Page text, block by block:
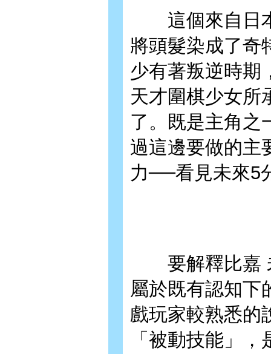
這個來自日本
將頭髮染成了奇
少有著叛逆時期
天才圍棋少女所
了。既是主角之
過這邊要做的主
力──看見未來5
要解釋比嘉
屬於既有認知下
戲玩家較熟悉的
「被動技能」